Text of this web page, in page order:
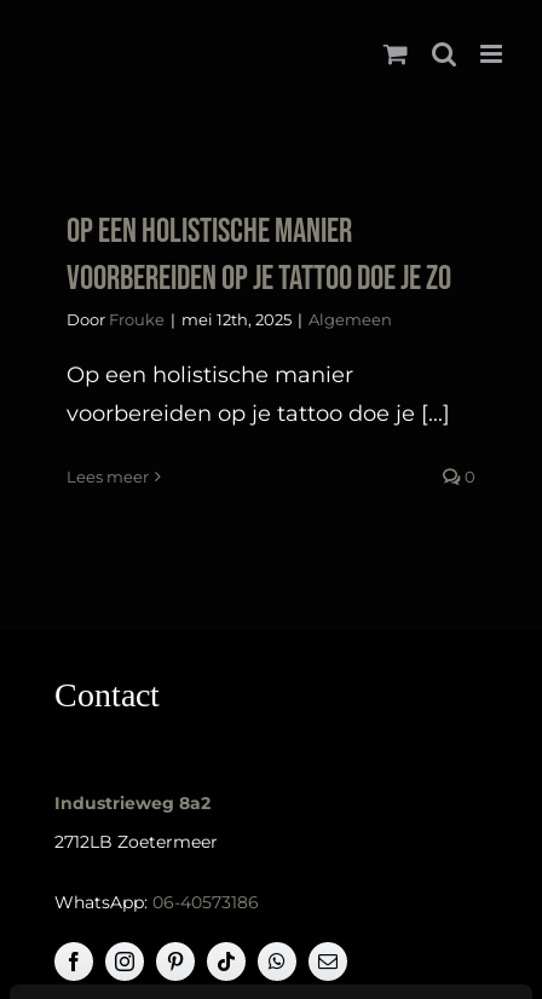
Op een holistische manier
voorbereiden op je tattoo doe je zo
Door Frouke | mei 12th, 2025 | Algemeen
Op een holistische manier
voorbereiden op je tattoo doe je [...]
Lees meer 0
Contact
Industrieweg 8a2
2712LB Zoetermeer
WhatsApp: 06-40573186